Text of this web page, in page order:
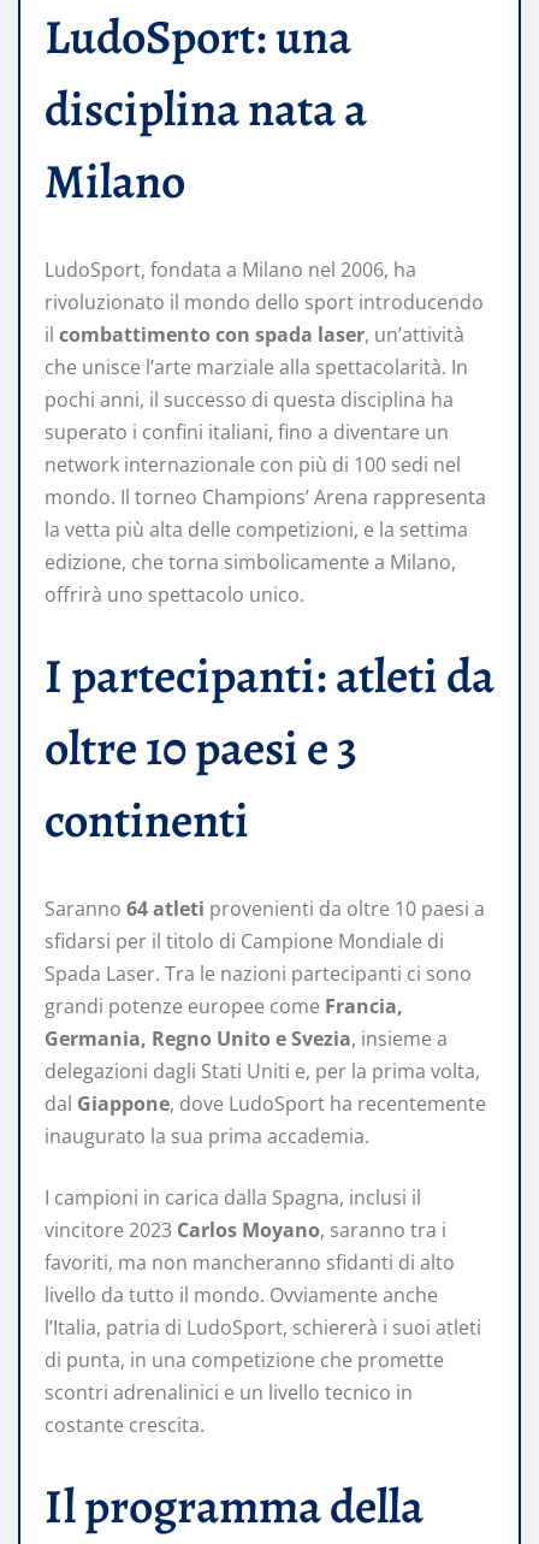
LudoSport: una
disciplina nata a
Milano
LudoSport, fondata a Milano nel 2006, ha
rivoluzionato il mondo dello sport introducendo
il combattimento con spada laser, un’attività
che unisce l’arte marziale alla spettacolarità. In
pochi anni, il successo di questa disciplina ha
superato i confini italiani, fino a diventare un
network internazionale con più di 100 sedi nel
mondo. Il torneo Champions’ Arena rappresenta
la vetta più alta delle competizioni, e la settima
edizione, che torna simbolicamente a Milano,
offrirà uno spettacolo unico.
I partecipanti: atleti da
oltre 10 paesi e 3
continenti
Saranno 64 atleti provenienti da oltre 10 paesi a
sfidarsi per il titolo di Campione Mondiale di
Spada Laser. Tra le nazioni partecipanti ci sono
grandi potenze europee come Francia,
Germania, Regno Unito e Svezia, insieme a
delegazioni dagli Stati Uniti e, per la prima volta,
dal Giappone, dove LudoSport ha recentemente
inaugurato la sua prima accademia.
I campioni in carica dalla Spagna, inclusi il
vincitore 2023 Carlos Moyano, saranno tra i
favoriti, ma non mancheranno sfidanti di alto
livello da tutto il mondo. Ovviamente anche
l’Italia, patria di LudoSport, schiererà i suoi atleti
di punta, in una competizione che promette
scontri adrenalinici e un livello tecnico in
costante crescita.
Il programma della